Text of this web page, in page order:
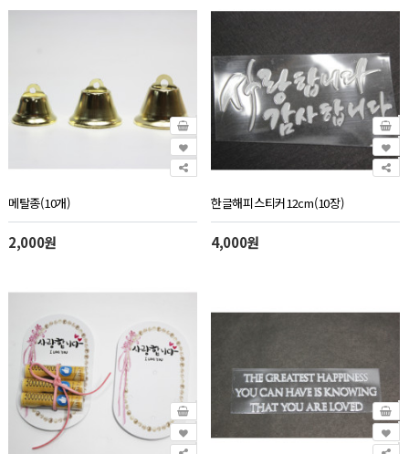
메탈종(10개)
2,000원
한글해피스티커12cm(10장)
4,000원